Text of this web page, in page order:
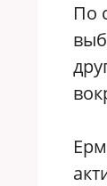
По